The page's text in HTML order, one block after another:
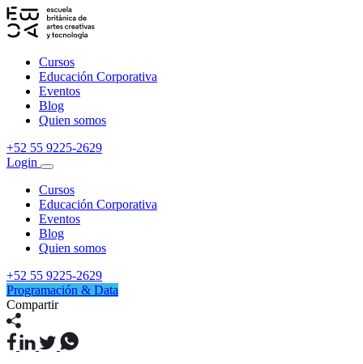
Cursos
Educación Corporativa
Eventos
Blog
Quien somos
+52 55 9225-2629
Login
Cursos
Educación Corporativa
Eventos
Blog
Quien somos
+52 55 9225-2629
Programación & Data
Compartir